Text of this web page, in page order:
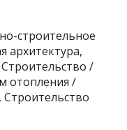
строительное
архитектура,
/
отопления /